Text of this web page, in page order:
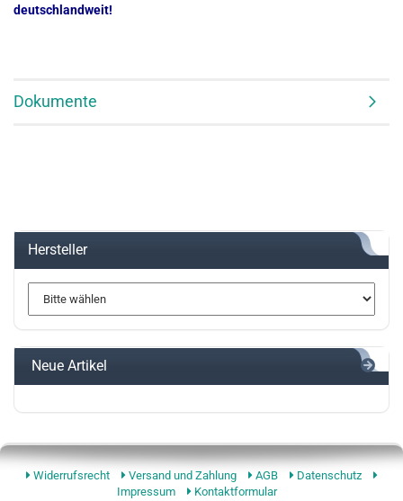
deutschlandweit!
Dokumente
Hersteller
Neue Artikel
Widerrufsrecht Versand und Zahlung AGB
Datenschutz
Impressum
Kontaktformular